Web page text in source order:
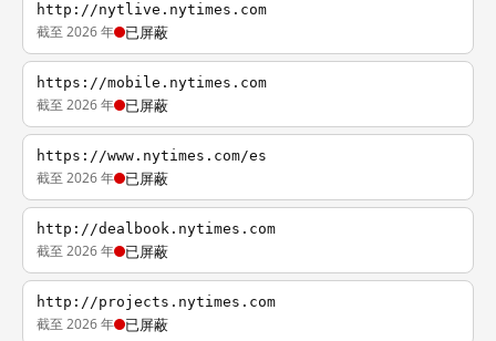
http://nytlive.nytimes.com
截至 2026 年 已屏蔽
https://mobile.nytimes.com
截至 2026 年 已屏蔽
https://www.nytimes.com/es
截至 2026 年 已屏蔽
http://dealbook.nytimes.com
截至 2026 年 已屏蔽
http://projects.nytimes.com
截至 2026 年 已屏蔽